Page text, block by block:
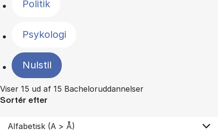
Politik
Psykologi
Nulstil
Viser 15 ud af 15 Bacheloruddannelser
Sortér efter